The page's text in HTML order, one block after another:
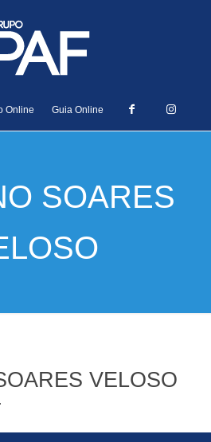
Online Guia Online
SOARES
VELOSO